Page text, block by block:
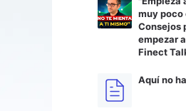
muy poco
Consejos
empezar
Finect
Aquí no